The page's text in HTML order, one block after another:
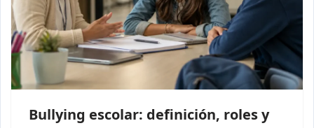
Bullying escolar: definición, roles y